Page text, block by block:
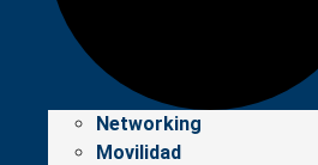
Networking
Movilidad